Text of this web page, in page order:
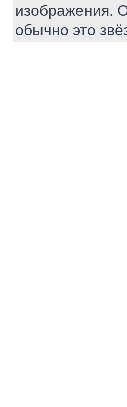
изображения.
обычно это